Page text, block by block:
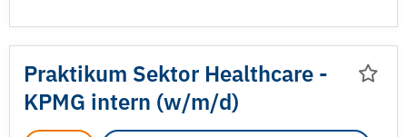
Praktikum Sektor Healthcare -
KPMG intern (w/m/d)